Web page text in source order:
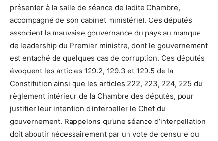
présenter à la salle de séance de ladite Chambre,
accompagné de son cabinet ministériel. Ces députés
associent la mauvaise gouvernance du pays au manque
de leadership du Premier ministre, dont le gouvernement
est entaché de quelques cas de corruption. Ces députés
évoquent les articles 129.2, 129.3 et 129.5 de la
Constitution ainsi que les articles 222, 223, 224, 225 du
règlement intérieur de la Chambre des députés, pour
justifier leur intention d’interpeller le Chef du
gouvernement. Rappelons qu’une séance d’interpellation
doit aboutir nécessairement par un vote de censure ou